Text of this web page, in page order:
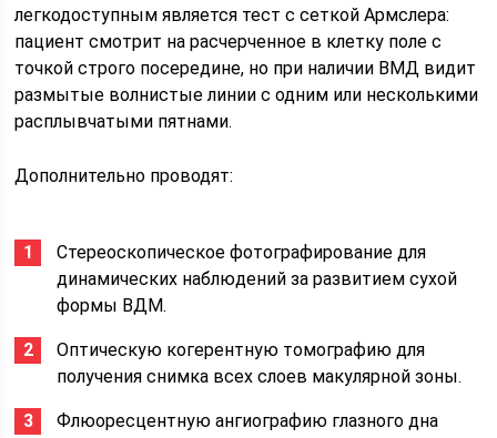
легкодоступным является тест с сеткой Армслера:
пациент смотрит на расчерченное в клетку поле с
точкой строго посередине, но при наличии ВМД видит
размытые волнистые линии с одним или несколькими
расплывчатыми пятнами.
Дополнительно проводят:
Стереоскопическое фотографирование для
динамических наблюдений за развитием сухой
формы ВДМ.
Оптическую когерентную томографию для
получения снимка всех слоев макулярной зоны.
Флюоресцентную ангиографию глазного дна